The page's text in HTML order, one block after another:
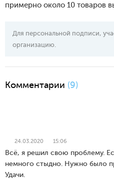
примерно около 10 товаров
Для персональной подписи,
организацию.
Комментарии (9)
24.03.2020 15:06
Всё, я решил свою проблему.
немного стыдно. Нужно было
Удачи.